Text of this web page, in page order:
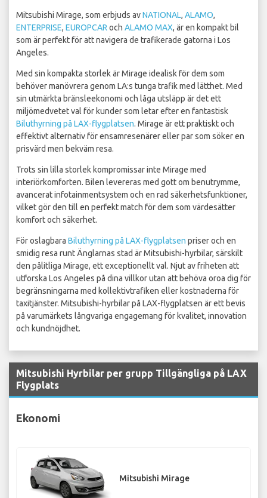
Mitsubishi Mirage, som erbjuds avNATIONAL, ALAMO,
ENTERPRISE, EUROPCAR och ALAMO MAX, är en kompakt bil
som är perfekt för att navigera de trafikerade gatorna i Los
Angeles.
Med sin kompakta storlek är Mirage idealisk för dem som
behöver manövrera genom LA:s tunga trafik med lätthet. Med
sin utmärkta bränsleekonomi och låga utsläpp är det ett
miljömedvetet val för kunder som letar efter en fantastisk
Biluthyrning på LAX-flygplatsen. Mirage är ett praktiskt och
effektivt alternativ för ensamresenärer eller par som söker en
prisvärd men bekväm resa.
Trots sin lilla storlek kompromissar inte Mirage med
interiörkomforten. Bilen levereras med gott om benutrymme,
avancerat infotainmentsystem och en rad säkerhetsfunktioner,
vilket gör den till en perfekt match för dem som värdesätter
komfort och säkerhet.
För oslagbara Biluthyrning på LAX-flygplatsen priser och en
smidig resa runt Änglarnas stad är Mitsubishi-hyrbilar, särskilt
den pålitliga Mirage, ett exceptionellt val. Njut av friheten att
utforska Los Angeles på dina villkor utan att behöva oroa dig för
begränsningarna med kollektivtrafiken eller kostnaderna för
taxitjänster. Mitsubishi-hyrbilar på LAX-flygplatsen är ett bevis
på varumärkets långvariga engagemang för kvalitet, innovation
och kundnöjdhet.
Mitsubishi Hyrbilar per grupp Tillgängliga på LAX
Flygplats
Ekonomi
Mitsubishi Mirage